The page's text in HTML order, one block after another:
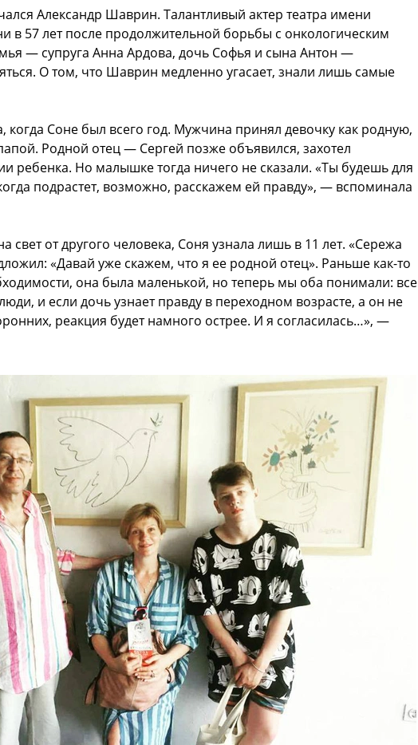
Александр Шаврин. Талантливый актер театра имени
в 57 лет после продолжительной борьбы с онкологическим
— супруга Анна Ардова, дочь Софья и сына Антон —
О том, что Шаврин медленно угасает, знали лишь самые
когда Соне был всего год. Мужчина принял девочку как родную,
папой. Родной отец — Сергей позже объявился, захотел
ребенка. Но малышке тогда ничего не сказали. «Ты будешь для
подрастет, возможно, расскажем ей правду», — вспоминала
свет от другого человека, Соня узнала лишь в 11 лет. «Сережа
«Давай уже скажем, что я ее родной отец». Раньше как-то
она была маленькой, но теперь мы оба понимали: все
и если дочь узнает правду в переходном возрасте, а он не
реакция будет намного острее. И я согласилась…», —